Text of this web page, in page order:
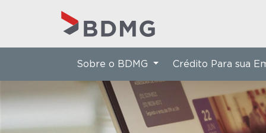
Sobre o BDMG Crédito Para sua